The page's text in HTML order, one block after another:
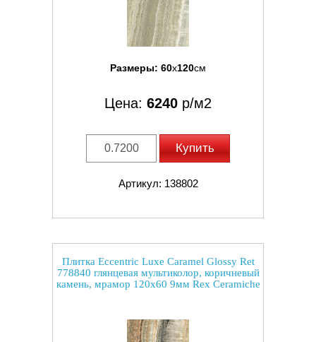
Размеры: 60x120см
Цена: 6240 р/м2
Купить
Артикул: 138802
Плитка Eccentric Luxe Caramel Glossy Ret
778840 глянцевая мультиколор, коричневый
камень, мрамор 120x60 9мм Rex Ceramiche